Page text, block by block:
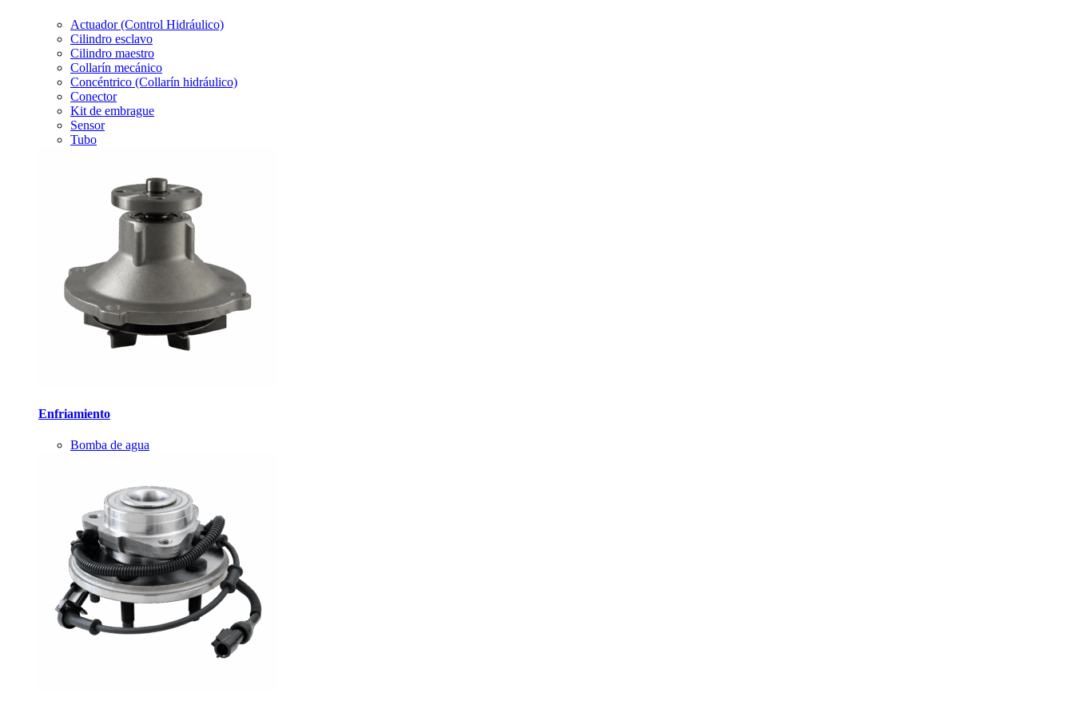
Actuador (Control Hidráulico)
Cilindro esclavo
Cilindro maestro
Collarín mecánico
Concéntrico (Collarín hidráulico)
Conector
Kit de embrague
Sensor
Tubo
Enfriamiento
Bomba de agua